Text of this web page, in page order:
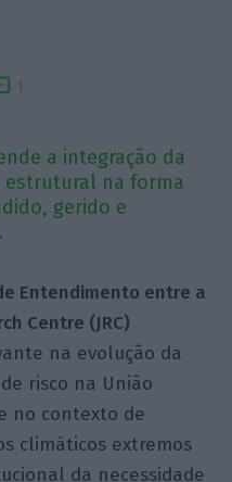
1
a integração da
estrutural na forma
gerido e
Entendimento entre a
Centre (JRC)
na evolução da
risco na União
no contexto de
climáticos extremos
da necessidade